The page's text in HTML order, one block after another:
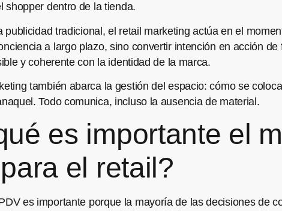
shopper dentro de la tienda.
publicidad tradicional, el retail marketing actúa en el
a largo plazo, sino convertir intención en acción
y coherente con la identidad de la marca.
también abarca la gestión del espacio: cómo se
Todo comunica, incluso la ausencia de material.
es importante el
el retail?
es importante porque la mayoría de las decisiones de